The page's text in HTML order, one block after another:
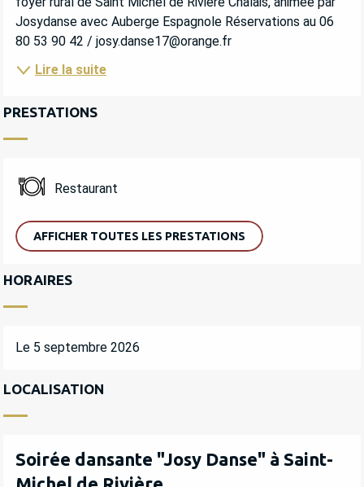
Josydanse avec Auberge Espagnole Réservations au 06
80 53 90 42 / josy.danse17@orange.fr
Lire la suite
PRESTATIONS
Restaurant
AFFICHER TOUTES LES PRESTATIONS
HORAIRES
Le 5 septembre 2026
LOCALISATION
Soirée dansante "Josy Danse" à Saint-